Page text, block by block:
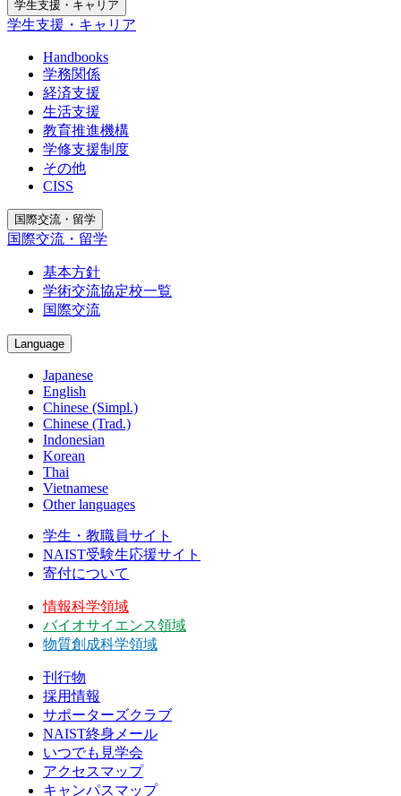
学生支援・キャリア
学生支援・キャリア
Handbooks
学務関係
経済支援
生活支援
教育推進機構
学修支援制度
その他
CISS
国際交流・留学
国際交流・留学
基本方針
学術交流協定校一覧
国際交流
Language
Japanese
English
Chinese (Simpl.)
Chinese (Trad.)
Indonesian
Korean
Thai
Vietnamese
Other languages
学生・教職員サイト
NAIST受験生応援サイト
寄付について
情報科学領域
バイオサイエンス領域
物質創成科学領域
刊行物
採用情報
サポーターズクラブ
NAIST終身メール
いつでも見学会
アクセスマップ
キャンパスマップ